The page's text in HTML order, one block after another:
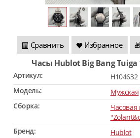
Сравнить Избранное
Часы Hublot Big Bang Tuiga
Артикул:
H104632
Модель:
Мужская
Сборка:
Часовая
Бренд:
Hublot